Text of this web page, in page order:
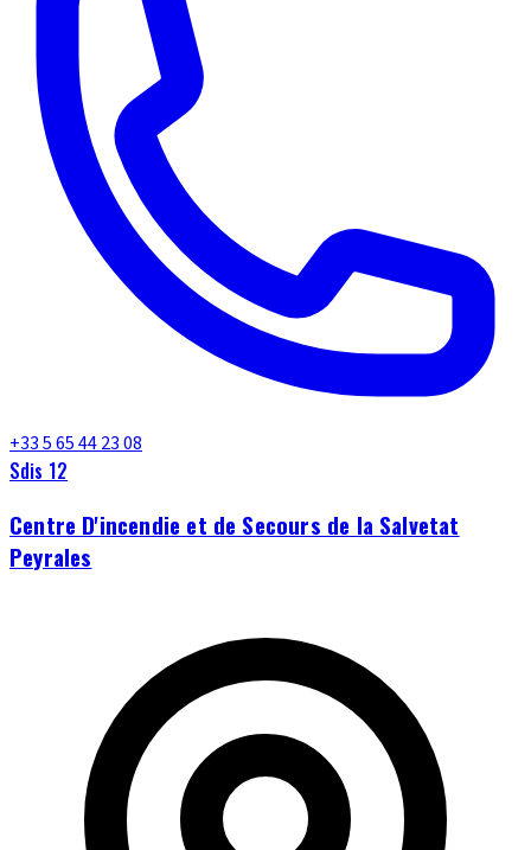
+33 5 65 44 23 08
Sdis 12
Centre D'incendie et de Secours de la Salvetat
Peyrales